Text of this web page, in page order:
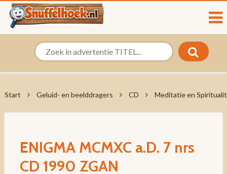
Start Geluid- en beelddragers CD Meditatie en
ENIGMA MCMXC a.D. 7 nrs
CD 1990 ZGAN